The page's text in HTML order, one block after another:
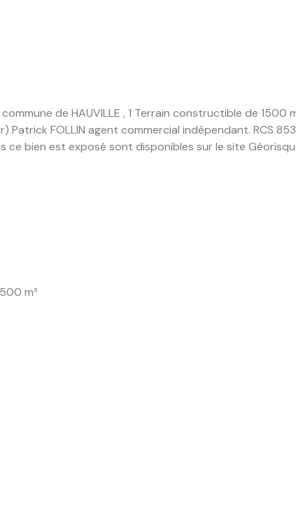
commune de HAUVILLE , 1 Terrain constructible de
Patrick FOLLIN agent commercial indépendant. RCS
ce bien est exposé sont disponibles sur le site
m²